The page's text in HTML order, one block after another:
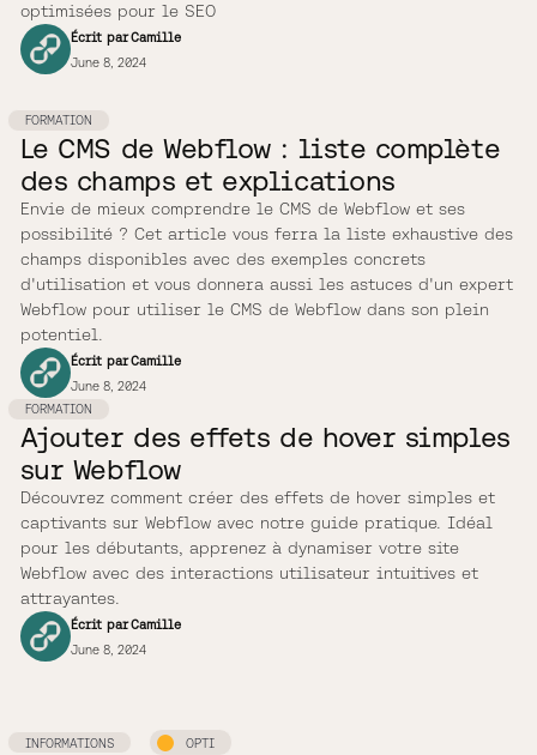
optimisées pour le SEO
Écrit parCamille
June 8, 2024
FORMATION
Le CMS de Webflow : liste complète
des champs et explications
Envie de mieux comprendre le CMS de Webflow et ses
possibilité ? Cet article vous ferra la liste exhaustive des
champs disponibles avec des exemples concrets
d'utilisation et vous donnera aussi les astuces d'un expert
Webflow pour utiliser le CMS de Webflow dans son plein
potentiel.
Écrit parCamille
June 8, 2024
FORMATION
Ajouter des effets de hover simples
sur Webflow
Découvrez comment créer des effets de hover simples et
captivants sur Webflow avec notre guide pratique. Idéal
pour les débutants, apprenez à dynamiser votre site
Webflow avec des interactions utilisateur intuitives et
attrayantes.
Écrit parCamille
June 8, 2024
INFORMATIONS OPTI